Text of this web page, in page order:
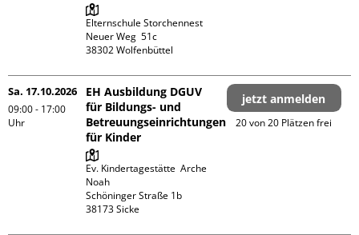
Elternschule Storchennest
Neuer Weg  51c
Sa. 17.10.2026
09:00 - 17:00
Uhr
EH Ausbildung DGUV
für Bildungs- und
Betreuungseinrichtungen
für Kinder
Ev. Kindertagestätte  Arche
Noah
Schöninger Straße 1b
jetzt anmelden
20 von 20 Plätzen frei